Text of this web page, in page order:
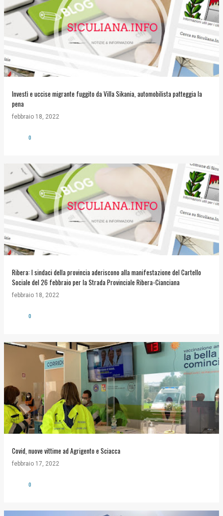
Investì e uccise migrante fuggito da Villa Sikania, automobilista patteggia la
pena
febbraio 18, 2022
0
Ribera: I sindaci della provincia aderiscono alla manifestazione del Cartello
Sociale del 26 febbraio per la Strada Provinciale Ribera-Cianciana
febbraio 18, 2022
0
Covid, nuove vittime ad Agrigento e Sciacca
febbraio 17, 2022
0